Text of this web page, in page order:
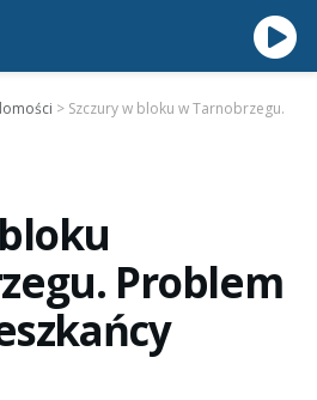
> Szczury w bloku w Tarnobrzegu.
Problem